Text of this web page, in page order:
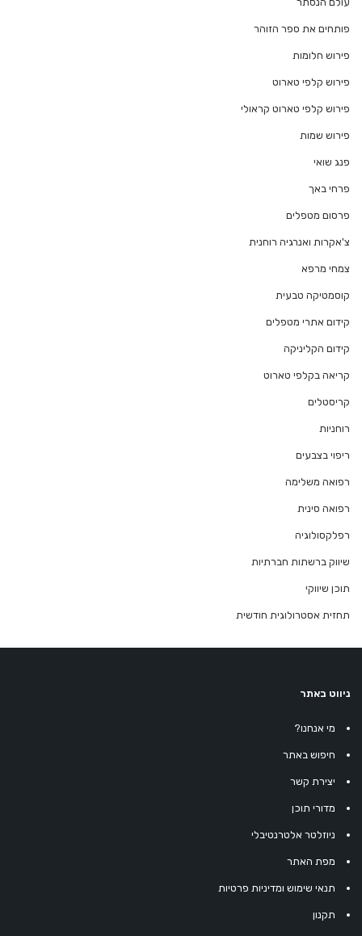
פותחים את ספר הזוהר
פירוש חלומות
פירוש קלפי טארוט
פירוש קלפי טארוט קראולי
פירוש שמות
פנג שואי
פרחי באך
פרסום מטפלים
צ'אקרות ואנרגיה רוחנית
צמחי מרפא
קוסמטיקה טבעית
קידום אתרי מטפלים
קידום הקליניקה
קריאה בקלפי טארוט
קריסטלים
רוחניות
ריפוי בצבעים
רפואה משלימה
רפואה סינית
רפלקסולוגיה
שיווק ברשתות חברתיות
תוכן שיווקי
תחזית אסטרולוגית חודשית
ניווט באתר
מי אנחנו?
חיפוש באתר
יצירת קשר
מדורי תוכן
ניוזלטר אלטרנטיבלי
מפת האתר
תנאי שימוש ומדיניות פרטיות
תקנון